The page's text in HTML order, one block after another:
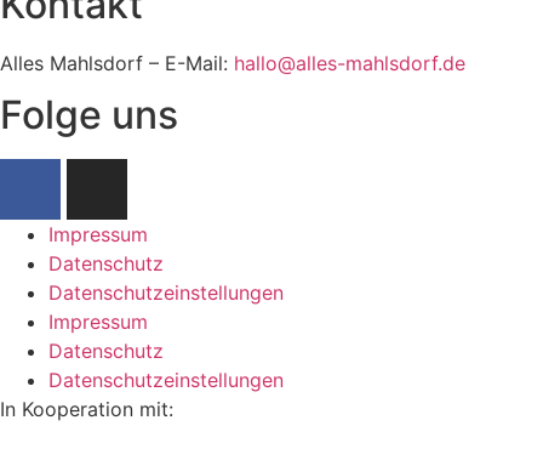
Alles Mahlsdorf – E-Mail: hallo@alles-mahlsdorf.de
Folge uns
Impressum
Datenschutz
Datenschutzeinstellungen
Impressum
Datenschutz
Datenschutzeinstellungen
In Kooperation mit: